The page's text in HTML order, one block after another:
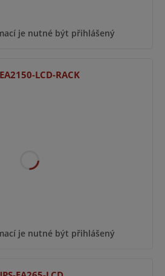
je nutné být přihlášený
LCD-RACK
je nutné být přihlášený